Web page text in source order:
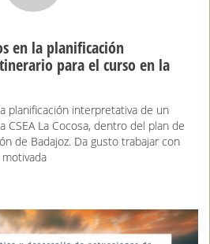
en la planificación
para el curso en la
planificación interpretativa de un
CSEA La Cocosa, dentro del plan de
de Badajoz. Da gusto trabajar con